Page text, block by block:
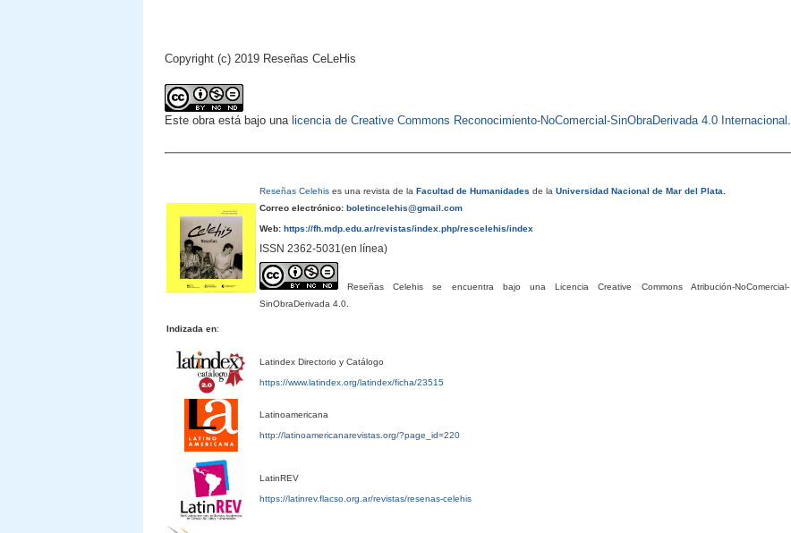
Copyright (c) 2019 Reseñas CeLeHis
Este obra está bajo una licencia de Creative Commons Reconocimiento-NoComercial-SinObraDerivada 4.0 Internacional .
Reseñas Celehises una revista de la Facultad de Humanidades de la Universidad Nacional de Mar del Plata
Correo electrónico:boletincelehis@gmail.com
Web:https://fh.mdp.edu.ar/revistas/index.php/rescelehis/index
ISSN 2362-5031(en línea)
Reseñas Celehis se encuentra bajo una Licencia Creative Commons Atribución-NoComercial-
SinObraDerivada 4.0.
Indizada en:
Latindex Directorio y Catálogo
https://www.latindex.org/latindex/ficha/23515
Latinoamericana
http://latinoamericanarevistas.org/?page_id=220
LatinREV
https://latinrev.flacso.org.ar/revistas/resenas-celehis